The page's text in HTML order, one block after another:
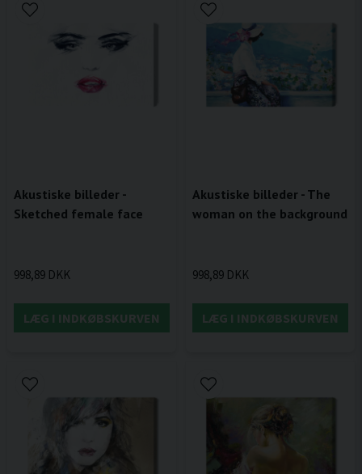
Akustiske billeder -
Sketched female face
998,89 DKK
LÆG I INDKØBSKURVEN
Akustiske billeder - The
woman on the background
998,89 DKK
LÆG I INDKØBSKURVEN